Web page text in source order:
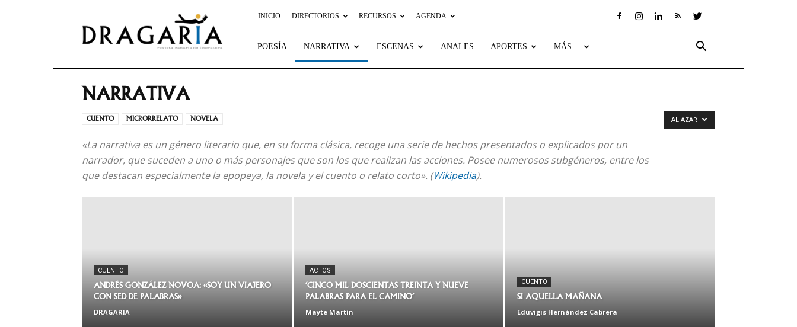
INICIO DIRECTORIOS RECURSOS AGENDA
POESÍA NARRATIVA ESCENAS ANALES APORTES MÁS…
NARRATIVA
CUENTO MICRORRELATO NOVELA
«La narrativa es un género literario que, en su forma clásica, recoge una serie de hechos presentados o explicados por un
narrador, que suceden a uno o más personajes que son los que realizan las acciones. Posee numerosos subgéneros, entre los
que destacan especialmente la epopeya, la novela y el cuento o relato corto». (Wikipedia).
AL AZAR
CUENTO
ANDRÉS GONZÁLEZ NOVOA: «SOY UN VIAJERO
CON SED DE PALABRAS»
DRAGARIA
ACTOS
‘CINCO MIL DOSCIENTAS TREINTA Y NUEVE
PALABRAS PARA EL CAMINO’
Mayte Martín
CUENTO
SI AQUELLA MAÑANA
Eduvigis Hernández Cabrera